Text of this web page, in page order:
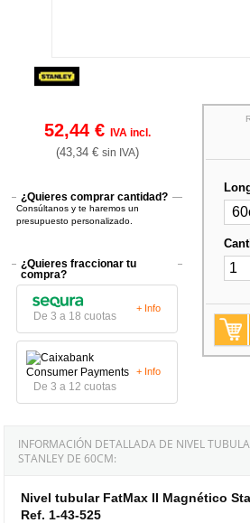
52,44 € IVA incl.
(43,34 € sin IVA)
¿Quieres comprar cantidad?
Consúltanos y te haremos un
presupuesto personalizado.
¿Quieres fraccionar tu
compra?
De 3 a 18 cuotas
+ Info
De 3 a 12 cuotas
+ Info
INFORMACIÓN DETALLADA DE NIVEL
STANLEY DE 60CM:
Nivel tubular FatMax II Magnético
Ref. 1-43-525